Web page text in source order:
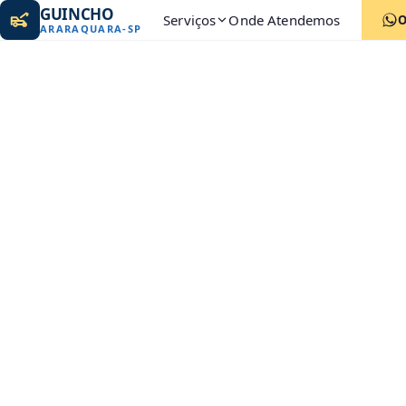
GUINCHO
ARARAQUARA-SP Serviços Onde Atendemos